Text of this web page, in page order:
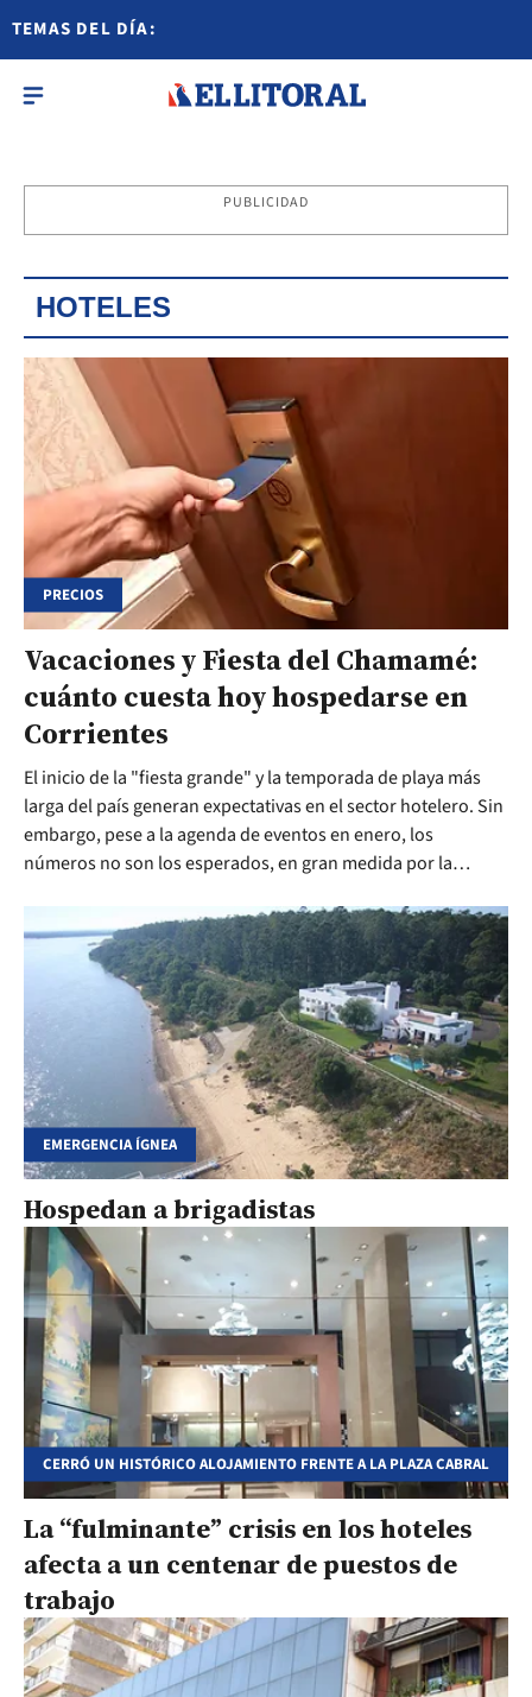
TEMAS DEL DÍA:
PUBLICIDAD
HOTELES
PRECIOS
Vacaciones y Fiesta del Chamamé:
cuánto cuesta hoy hospedarse en
Corrientes
El inicio de la "fiesta grande" y la temporada de playa más
larga del país generan expectativas en el sector hotelero. Sin
embargo, pese a la agenda de eventos en enero, los
números no son los esperados, en gran medida por la
EMERGENCIA ÍGNEA
Hospedan a brigadistas
CERRÓ UN HISTÓRICO ALOJAMIENTO FRENTE A LA PLAZA CABRAL
La “fulminante” crisis en los hoteles
afecta a un centenar de puestos de
trabajo